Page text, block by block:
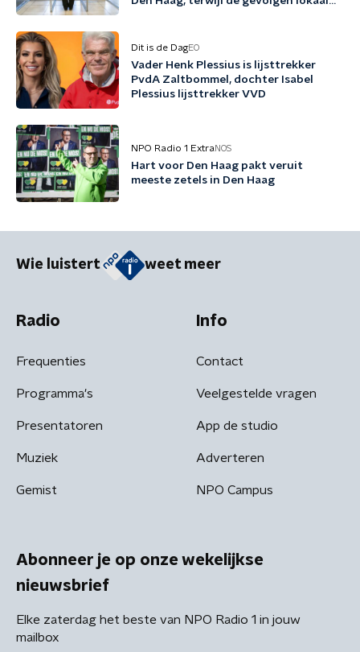
Dit is de DagEO
Vader Henk Plessius is lijsttrekker
PvdA Zaltbommel, dochter Isabel
Plessius lijsttrekker VVD
NPO Radio 1 Extra NOS
Hart voor Den Haag pakt veruit
meeste zetels in Den Haag
Wie luistert weet meer
Radio
Frequenties
Programma's
Presentatoren
Muziek
Gemist
Info
Contact
Veelgestelde vragen
App de studio
Adverteren
NPO Campus
Abonneer je op onze wekelijkse
nieuwsbrief
Elke zaterdag het beste van NPO Radio 1 in jouw
mailbox